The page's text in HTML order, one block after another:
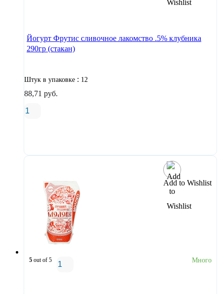
Йогурт Фрутис сливочное лакомство .5% клубника
290гр (стакан)
Штук в упаковке : 12
88,71 руб.
Add to Wishlist
5 out of 5 Много